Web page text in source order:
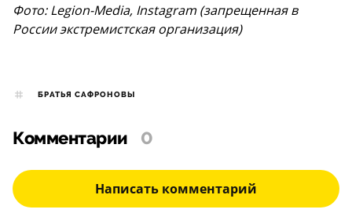
Фото: Legion-Media, Instagram (запрещенная в
России экстремистская организация)
БРАТЬЯ САФРОНОВЫ
Комментарии 0
Написать комментарий